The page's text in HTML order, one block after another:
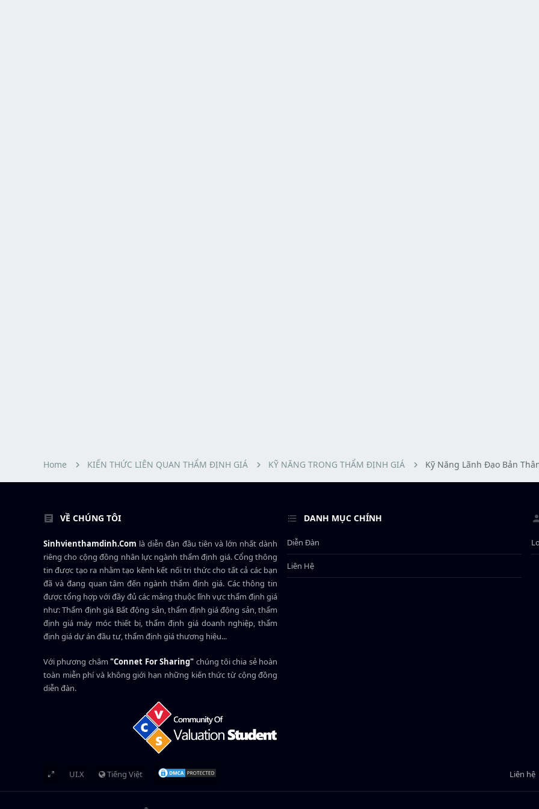
Home KIẾN THỨC LIÊN QUAN THẨM ĐỊNH GIÁ KỸ NĂNG TRONG THẨM ĐỊNH GIÁ Kỹ Năng Lãnh Đạo Bản
VỀ CHÚNG TÔI
Sinhvienthamdinh.Com là diễn đàn đầu tiên và lớn nhất dành
riêng cho cộng đồng nhân lực ngành thẩm định giá. Cổng thông
tin được tạo ra nhằm tạo kênh kết nối tri thức cho tất cả các bạn
đã và đang quan tâm đến ngành thẩm định giá. Các thông tin
được tổng hợp với đầy đủ các mảng thuộc lĩnh vực thẩm định giá
như: Thẩm định giá Bất động sản, thẩm định giá động sản, thẩm
định giá máy móc thiết bị, thẩm định giá doanh nghiệp, thẩm
định giá dự án đầu tư, thẩm định giá thương hiệu...
Với phương châm"Connet For Sharing" chúng tôi chia sẻ hoàn
toàn miễn phí và không giới hạn những kiến thức từ cộng đồng
diễn đàn.
DANH MỤC CHÍNH
Diễn Đàn
Liên Hệ
UI.X Tiếng Việt Liên hệ